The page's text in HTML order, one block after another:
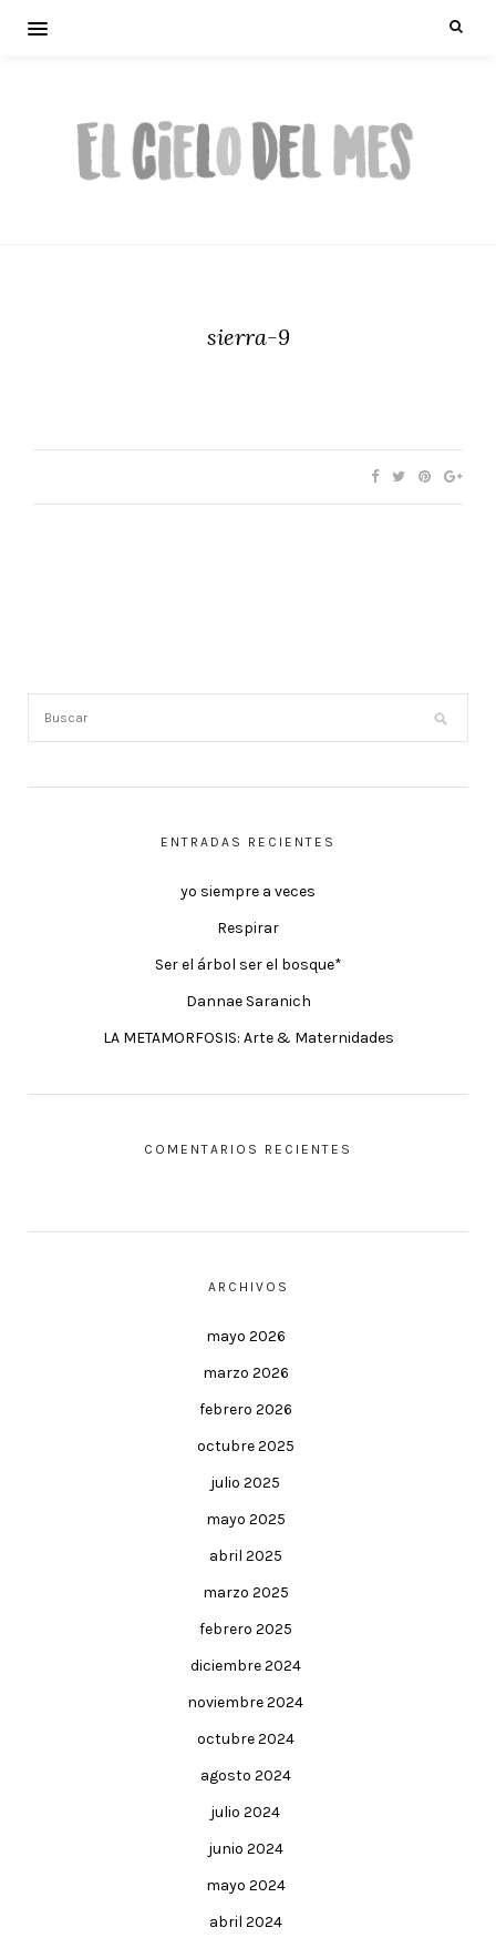
sierra-9
ENTRADAS RECIENTES
yo siempre a veces
Respirar
Ser el árbol ser el bosque*
Dannae Saranich
LA METAMORFOSIS: Arte & Maternidades
COMENTARIOS RECIENTES
ARCHIVOS
mayo 2026
marzo 2026
febrero 2026
octubre 2025
julio 2025
mayo 2025
abril 2025
marzo 2025
febrero 2025
diciembre 2024
noviembre 2024
octubre 2024
agosto 2024
julio 2024
junio 2024
mayo 2024
abril 2024